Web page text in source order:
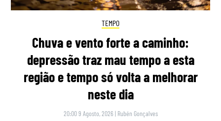
TEMPO
Chuva e vento forte a caminho:
depressão traz mau tempo a esta
região e tempo só volta a melhorar
neste dia
20:00 9 Agosto, 2026 | Rubén Gonçalves